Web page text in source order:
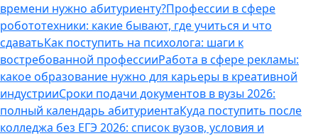
времени нужно абитуриенту?Профессии в сфере
робототехники: какие бывают, где учиться и что
сдаватьКак поступить на психолога: шаги к
востребованной профессииРабота в сфере рекламы:
какое образование нужно для карьеры в креативной
индустрииСроки подачи документов в вузы 2026:
полный календарь абитуриентаКуда поступить после
колледжа без ЕГЭ 2026: список вузов, условия и